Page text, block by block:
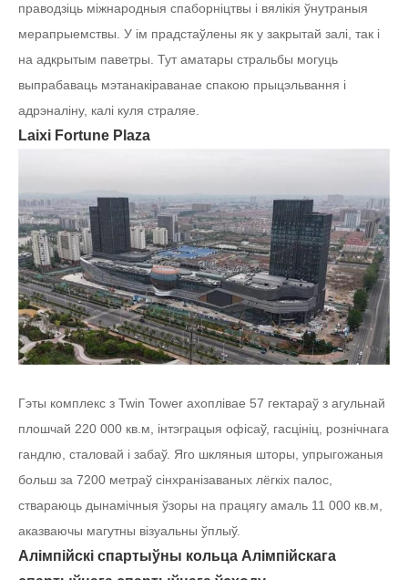
праводзіць міжнародныя спаборніцтвы і вялікія ўнутраныя
мерапрыемствы. У ім прадстаўлены як у закрытай залі, так і
на адкрытым паветры. Тут аматары стральбы могуць
выпрабаваць мэтанакіраванае спакою прыцэльвання і
адрэналіну, калі куля страляе.
Laixi Fortune Plaza
Гэты комплекс з Twin Tower ахоплівае 57 гектараў з агульнай
плошчай 220 000 кв.м, інтэграцыя офісаў, гасцініц, рознічнага
гандлю, сталовай і забаў. Яго шкляныя шторы, упрыгожаныя
больш за 7200 метраў сінхранізаваных лёгкіх палос,
ствараюць дынамічныя ўзоры на працягу амаль 11 000 кв.м,
аказваючы магутны візуальны ўплыў.
Алімпійскі спартыўны кольца Алімпійскага